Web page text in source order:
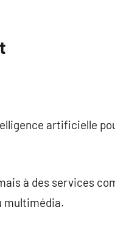
artificielle
à des services
multimédia.